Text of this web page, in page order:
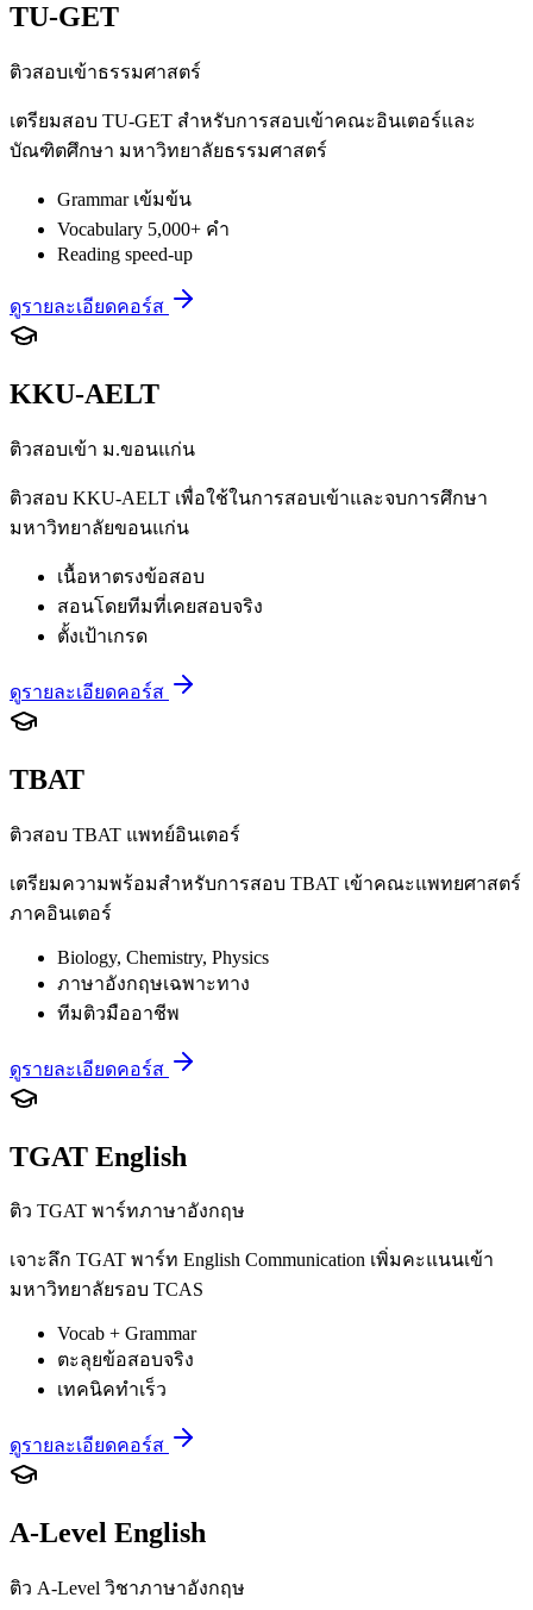
TU-GET
ติวสอบเข้าธรรมศาสตร์
เตรียมสอบ TU-GET สำหรับการสอบเข้าคณะอินเตอร์และ
บัณฑิตศึกษา มหาวิทยาลัยธรรมศาสตร์
Grammar เข้มข้น
Vocabulary 5,000+ คำ
Reading speed-up
ดูรายละเอียดคอร์ส
KKU-AELT
ติวสอบเข้า ม.ขอนแก่น
ติวสอบ KKU-AELT เพื่อใช้ในการสอบเข้าและจบการศึกษา
มหาวิทยาลัยขอนแก่น
เนื้อหาตรงข้อสอบ
สอนโดยทีมที่เคยสอบจริง
ตั้งเป้าเกรด
ดูรายละเอียดคอร์ส
TBAT
ติวสอบ TBAT แพทย์อินเตอร์
เตรียมความพร้อมสำหรับการสอบ TBAT เข้าคณะแพทยศาสตร์
ภาคอินเตอร์
Biology, Chemistry, Physics
ภาษาอังกฤษเฉพาะทาง
ทีมติวมืออาชีพ
ดูรายละเอียดคอร์ส
TGAT English
ติว TGAT พาร์ทภาษาอังกฤษ
เจาะลึก TGAT พาร์ท English Communication เพิ่มคะแนนเข้า
มหาวิทยาลัยรอบ TCAS
Vocab + Grammar
ตะลุยข้อสอบจริง
เทคนิคทำเร็ว
ดูรายละเอียดคอร์ส
A-Level English
ติว A-Level วิชาภาษาอังกฤษ